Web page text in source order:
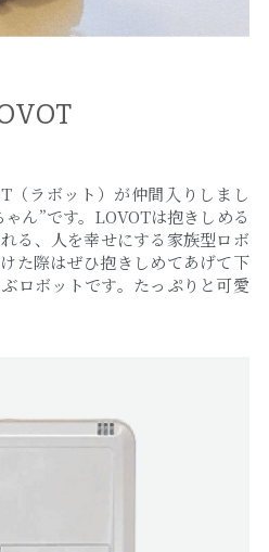
（ラボット）が仲間入りしまし
ん”です。LOVOTは抱きしめる
る、人を幸せにする家族型ロボ
た際はぜひ抱きしめてあげて下
ロボットです。たっぷりと可愛